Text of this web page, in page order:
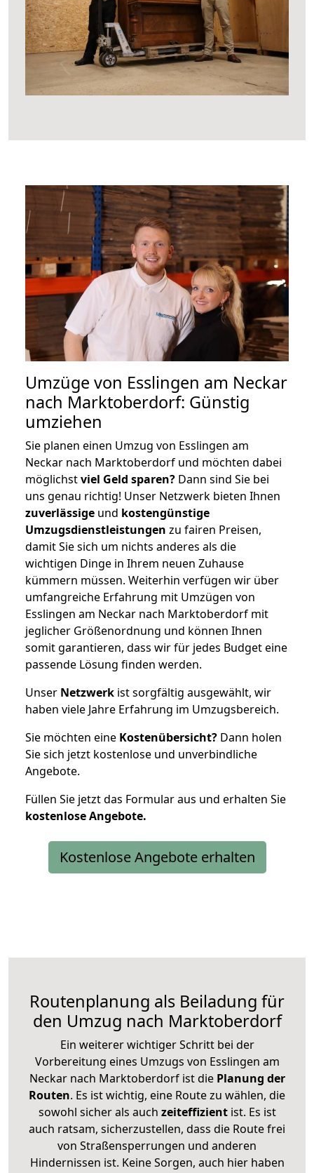
Umzüge von Esslingen am Neckar
nach Marktoberdorf: Günstig
umziehen
Sie planen einen Umzug von Esslingen am
Neckar nach Marktoberdorf und möchten dabei
möglichstviel Geld sparen? Dann sind Sie bei
uns genau richtig! Unser Netzwerk bieten Ihnen
zuverlässige und kostengünstige
Umzugsdienstleistungen zu fairen Preisen,
damit Sie sich um nichts anderes als die
wichtigen Dinge in Ihrem neuen Zuhause
kümmern müssen. Weiterhin verfügen wir über
umfangreiche Erfahrung mit Umzügen von
Esslingen am Neckar nach Marktoberdorf mit
jeglicher Größenordnung und können Ihnen
somit garantieren, dass wir für jedes Budget eine
passende Lösung finden werden.
Unser Netzwerk ist sorgfältig ausgewählt, wir
haben viele Jahre Erfahrung im Umzugsbereich.
Sie möchten eine Kostenübersicht? Dann holen
Sie sich jetzt kostenlose und unverbindliche
Angebote.
Füllen Sie jetzt das Formular aus und erhalten Sie
kostenloseAngebote.
Kostenlose Angebote erhalten
Routenplanung als Beiladung für
den Umzug nach Marktoberdorf
Ein weiterer wichtiger Schritt bei der
Vorbereitung eines Umzugs von Esslingen am
Neckar nach Marktoberdorf ist diePlanung der
Routen. Es ist wichtig, eine Route zu wählen, die
sowohl sicher als auch zeiteffizientist. Es ist
auch ratsam, sicherzustellen, dass die Route frei
von Straßensperrungen und anderen
Hindernissen ist. Keine Sorgen, auch hier haben